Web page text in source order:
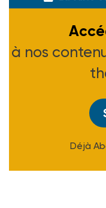
à nos
Déjà